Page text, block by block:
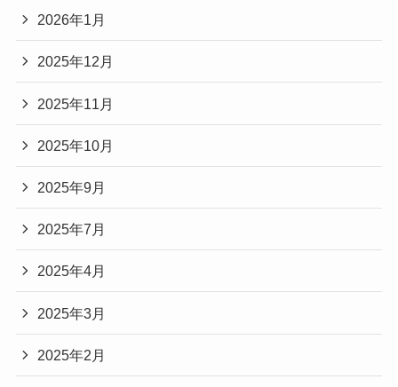
2026年1月
2025年12月
2025年11月
2025年10月
2025年9月
2025年7月
2025年4月
2025年3月
2025年2月